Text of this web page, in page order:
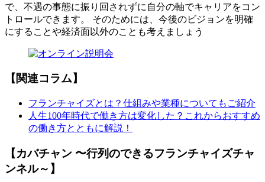
で、不遇の事態に振り回されずに自分の軸でキャリアをコン
トロールできます。 そのためには、今後のビジョンを明確
にすることや経済面以外のことも考えましょう
【関連コラム】
フランチャイズとは？仕組みや業種についてもご紹介
人生100年時代で働き方は変化した？これからおすすめ
の働き方とともに解説！
【カバチャン 〜行列のできるフランチャイズチャ
ンネル～】